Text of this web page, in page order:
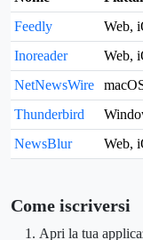
Feedly
Web,
Inoreader
Web,
NetNewsWire
Thunderbird
NewsBlur
Web,
Come iscriversi
Apri la tua